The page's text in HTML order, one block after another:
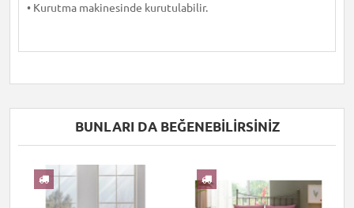
• Kurutma makinesinde kurutulabilir.
BUNLARI DA BEĞENEBILIRSINIZ